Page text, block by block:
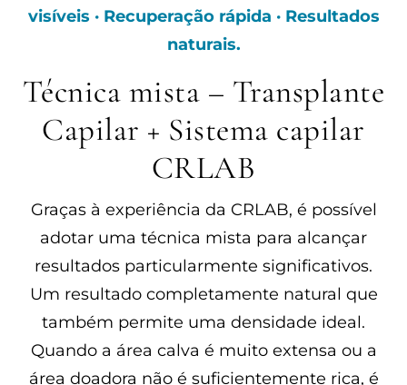
visíveis · Recuperação rápida · Resultados
naturais.
Técnica mista – Transplante
Capilar + Sistema capilar
CRLAB
Graças à experiência da CRLAB, é possível
adotar uma técnica mista para alcançar
resultados particularmente significativos.
Um resultado completamente natural que
também permite uma densidade ideal.
Quando a área calva é muito extensa ou a
área doadora não é suficientemente rica, é